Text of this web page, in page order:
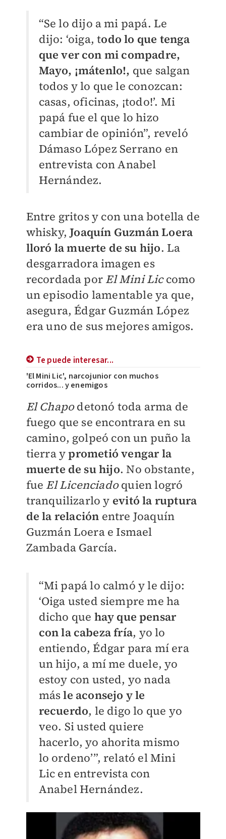
“Se lo dijo a mi papá. Le
dijo: ‘oiga, todo lo que tenga
que ver con mi compadre,
Mayo, ¡mátenlo!, que salgan
todos y lo que le conozcan:
casas, oficinas, ¡todo!’. Mi
papá fue el que lo hizo
cambiar de opinión”, reveló
Dámaso López Serrano en
entrevista con Anabel
Hernández.
Entre gritos y con una botella de
whisky,Joaquín Guzmán Loera
lloró la muerte de su hijo. La
desgarradora imagen es
recordada por El Mini Liccomo
un episodio lamentable ya que,
asegura, Édgar Guzmán López
era uno de sus mejores amigos.
Te puede interesar...
'El Mini Lic', narcojunior con muchos
corridos... y enemigos
El Chapodetonó toda arma de
fuego que se encontrara en su
camino, golpeó con un puño la
tierra yprometió vengar la
muerte de su hijo. No obstante,
fue El Licenciadoquien logró
tranquilizarlo y evitó la ruptura
de la relación entre Joaquín
Guzmán Loera e Ismael
Zambada García.
“Mi papá lo calmó y le dijo:
‘Oiga usted siempre me ha
dicho que hay que pensar
con la cabeza fría, yo lo
entiendo, Édgar para mí era
un hijo, a mí me duele, yo
estoy con usted, yo nada
másle aconsejo y le
recuerdo, le digo lo que yo
veo. Si usted quiere
hacerlo, yo ahorita mismo
lo ordeno’”, relató el Mini
Lic en entrevista con
Anabel Hernández.